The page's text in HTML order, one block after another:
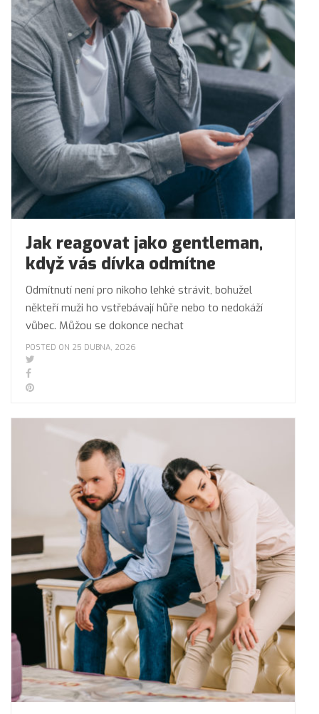
Jak reagovat jako gentleman,
když vás dívka odmítne
Odmítnutí není pro nikoho lehké strávit, bohužel
někteří muži ho vstřebávají hůře nebo to nedokáží
vůbec. Můžou se dokonce nechat
POSTED ON 25 DUBNA, 2026